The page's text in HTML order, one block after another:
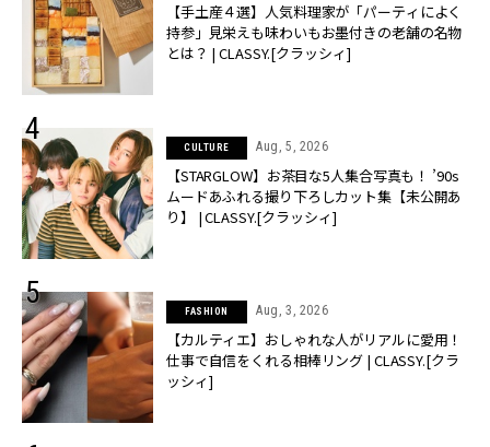
【手土産４選】人気料理家が「パーティによく
持参」見栄えも味わいもお墨付きの老舗の名物
とは？ | CLASSY.[クラッシィ]
CULTURE Aug, 5, 2026
【STARGLOW】お茶目な5人集合写真も！ ’90s
ムードあふれる撮り下ろしカット集【未公開あ
り】 | CLASSY.[クラッシィ]
FASHION Aug, 3, 2026
【カルティエ】おしゃれな人がリアルに愛用！
仕事で自信をくれる相棒リング | CLASSY.[クラ
ッシィ]